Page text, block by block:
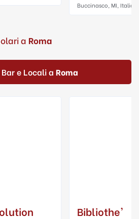
a Roma
e Locali a Roma
Bibliothe'